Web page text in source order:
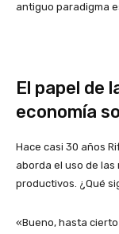
antiguo paradigma
El papel de
economía
Hace casi 30 años
aborda el uso de
productivos. ¿Qué
«Bueno, hasta